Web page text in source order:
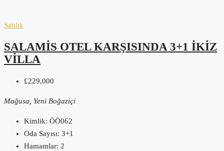
Satılık
SALAMIS OTEL KARŞISINDA 3+1 IKIZ
VILLA
£229,000
Mağusa, Yeni Boğaziçi
Kimlik: ÖÖ062
Oda Sayısı: 3+1
Hamamlar: 2